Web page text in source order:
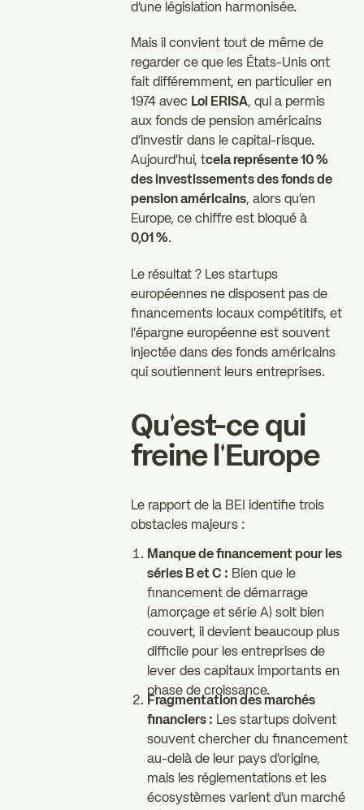
d'une législation harmonisée.
Mais il convient tout de même de
regarder ce que les États-Unis ont
fait différemment, en particulier en
1974 avec Loi ERISA, qui a permis
aux fonds de pension américains
d'investir dans le capital-risque.
Aujourd'hui, tcela représente 10 %
des investissements des fonds de
pension américains, alors qu'en
Europe, ce chiffre est bloqué à
0,01 %.
Le résultat ? Les startups
européennes ne disposent pas de
financements locaux compétitifs, et
l'épargne européenne est souvent
injectée dans des fonds américains
qui soutiennent leurs entreprises.
Qu'est-ce qui
freine l'Europe
Le rapport de la BEI identifie trois
obstacles majeurs :
Manque de financement pour les
séries B et C : Bien que le
financement de démarrage
(amorçage et série A) soit bien
couvert, il devient beaucoup plus
difficile pour les entreprises de
lever des capitaux importants en
phase de croissance.
Fragmentation des marchés
financiers : Les startups doivent
souvent chercher du financement
au-delà de leur pays d'origine,
mais les réglementations et les
écosystèmes varient d'un marché